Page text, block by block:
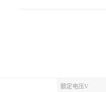
额定电压V